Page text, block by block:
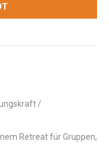
/
Retreat für Gruppen,